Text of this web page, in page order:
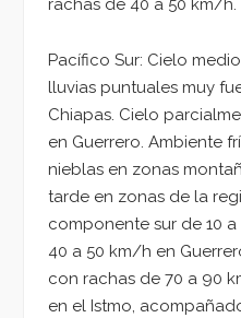
rachas de 40 a 50 km/h.
Pacífico Sur: Cielo
lluvias puntuales muy
Chiapas. Cielo
en Guerrero. Ambiente
nieblas en zonas
tarde en zonas de la
componente sur de 10
40 a 50 km/h en
con rachas de 70 a 90
en el Istmo,